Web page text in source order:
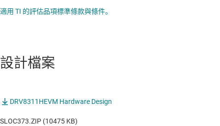
適用 TI 的評估品項標準條款與條件。
設計檔案
DRV8311HEVM Hardware Design
SLOC373.ZIP (10475 KB)